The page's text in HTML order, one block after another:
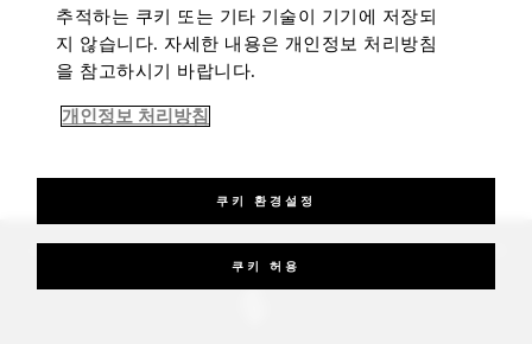
_Four Seasons Hotels Limited 1997-2026. All Rights Reserved.
추적하는 쿠키 또는 기타 기술이 기기에 저장되
지 않습니다. 자세한 내용은 개인정보 처리방침
을 참고하시기 바랍니다.
개인정보 처리방침
쿠키 환경설정
쿠키 허용